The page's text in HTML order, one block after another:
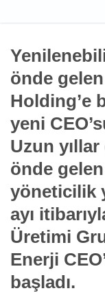
önde
Holding’e
yeni
Uzun
önde
yöneticilik
ayı
Üretimi
Enerji
başladı.